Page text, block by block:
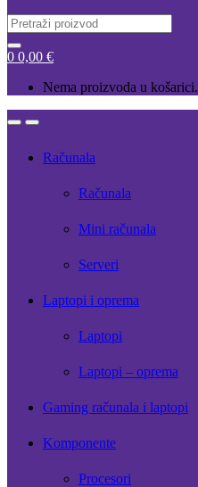
Search
for:
0 0,00 €
Nema proizvoda u košarici.
OpenClose
Računala
Računala
Mini računala
Serveri
Laptopi i oprema
Laptopi
Laptopi – oprema
Gaming računala i laptopi
Komponente
Procesori